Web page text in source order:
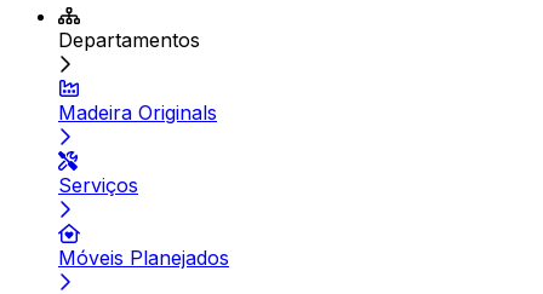
Departamentos
Madeira Originals
Serviços
Móveis Planejados